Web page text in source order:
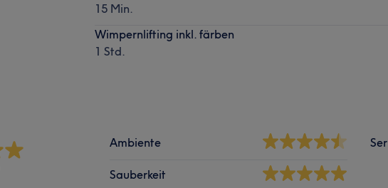
15 Min.
Wimpernlifting inkl. färben
1 Std.
Ambiente
Sauberkeit